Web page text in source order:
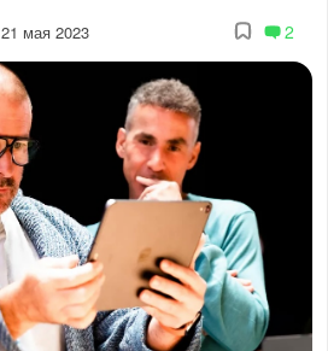
21 мая 2023 2